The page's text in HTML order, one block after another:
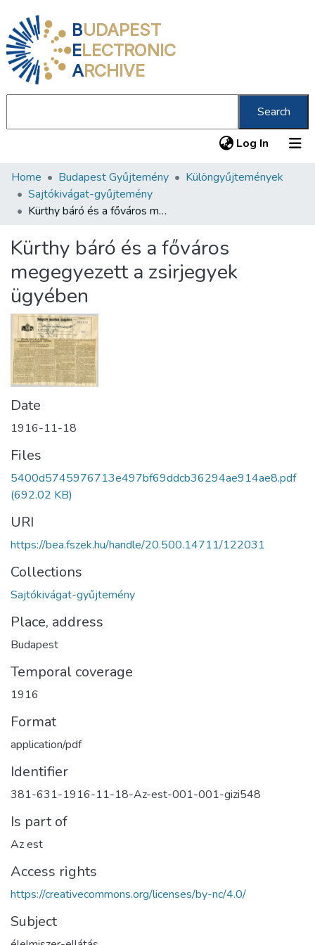
BUDAPEST
ELECTRONIC
ARCHIVE
Search
Log In (current)
Communities & Collections
All of DSpace
Home Budapest Gyűjtemény
Különgyűjtemények
Sajtókivágat-gyűjtemény
Kürthy báró és a főváros megegyezett a zsirjegyek ügyében
Kürthy báró és a főváros
megegyezett a zsirjegyek
ügyében
Date
1916-11-18
Files
5400d5745976713e497bf69ddcb36294ae914ae8.pdf
(692.02 KB)
URI
https://bea.fszek.hu/handle/20.500.14711/122031
Collections
Sajtókivágat-gyűjtemény
Place, address
Budapest
Temporal coverage
1916
Format
application/pdf
Identifier
381-631-1916-11-18-Az-est-001-001-gizi548
Is part of
Az est
Access rights
https://creativecommons.org/licenses/by-nc/4.0/
Subject